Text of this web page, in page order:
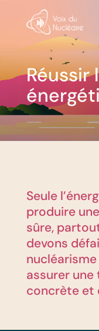
Réussir
Seule
produire
sûre,
devons
assurer
concrète et